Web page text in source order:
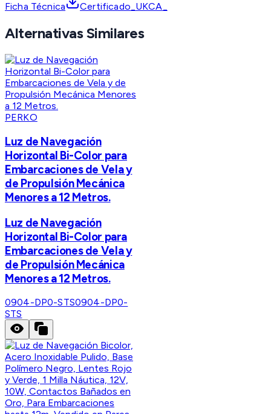
Ficha Técnica Certificado_UKCA_
Alternativas Similares
PERKO
Luz de Navegación
Horizontal Bi-Color para
Embarcaciones de Vela y
de Propulsión Mecánica
Menores a 12 Metros.
Luz de Navegación
Horizontal Bi-Color para
Embarcaciones de Vela y
de Propulsión Mecánica
Menores a 12 Metros.
0904-DP0-STS0904-DP0-
STS